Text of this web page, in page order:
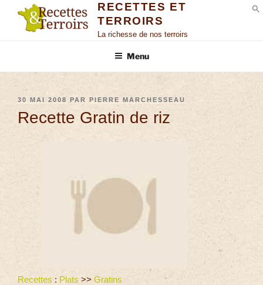
RECETTES ET
TERROIRS
La richesse de nos terroirs
Menu
30 MAI 2008 PAR PIERRE MARCHESSEAU
Recette Gratin de riz
Recettes : Plats >> Gratins